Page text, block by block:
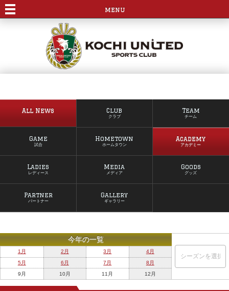
menu
All News Club
クラブ
Team
チーム
Game
試合
Hometown
ホームタウン
Academy
アカデミー
Ladies
レディース
Media
メディア
Goods
グッズ
Partner
パートナー
Gallery
ギャラリー
今年の一覧
1月 2月 3月
4月
5月
6月 7月
8月
9月
10月 11月 12月